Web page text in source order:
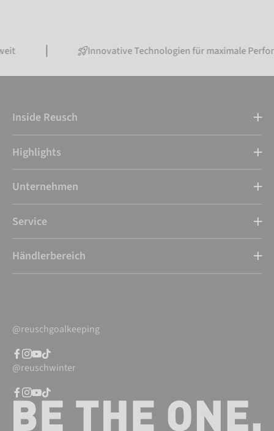
Innovative Technologien für maximale Performance
Inside Reusch
Highlights
Unternehmen
Service
Händlerbereich
@reuschgoalkeeping
@reuschwinter